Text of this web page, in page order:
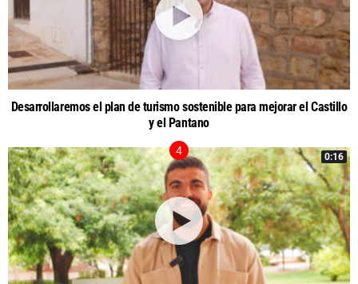
Desarrollaremos el plan de turismo sostenible para mejorar el Castillo
y el Pantano
0:16